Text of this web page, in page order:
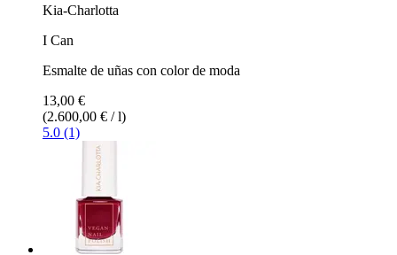
Kia-Charlotta
I Can
Esmalte de uñas con color de moda
13,00 €
(2.600,00 € / l)
5.0 (1)